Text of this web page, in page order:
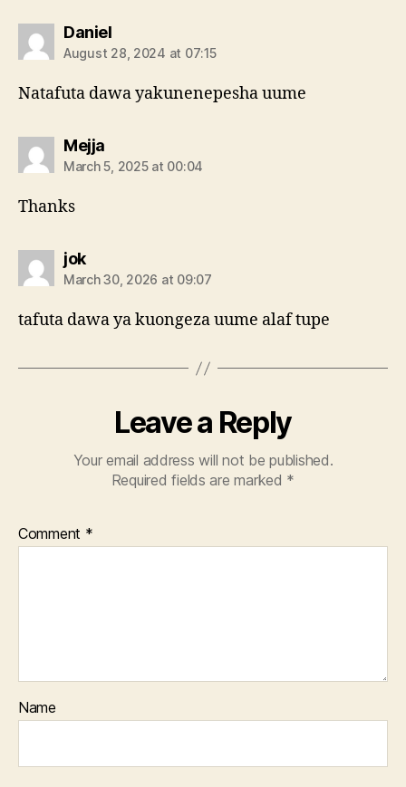
Danielsays:
August 28, 2024 at 07:15
Natafuta dawa yakunenepesha uume
Mejjasays:
March 5, 2025 at 00:04
Thanks
joksays:
March 30, 2026 at 09:07
tafuta dawa ya kuongeza uume alaf tupe
Leave a Reply
Your email address will not be published.
Required fields are marked *
Comment *
Name